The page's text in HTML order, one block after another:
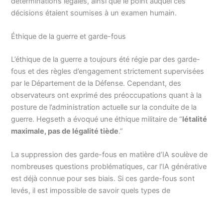
décisions étaient soumises à un examen humain.
Éthique de la guerre et garde-fous
L’éthique de la guerre a toujours été régie par des garde-
fous et des règles d’engagement strictement supervisées
par le Département de la Défense. Cependant, des
observateurs ont exprimé des préoccupations quant à la
posture de l’administration actuelle sur la conduite de la
guerre. Hegseth a évoqué une éthique militaire de “létalité
maximale, pas de légalité tiède.”
La suppression des garde-fous en matière d’IA soulève de
nombreuses questions problématiques, car l’IA générative
est déjà connue pour ses biais. Si ces garde-fous sont
levés, il est impossible de savoir quels types de